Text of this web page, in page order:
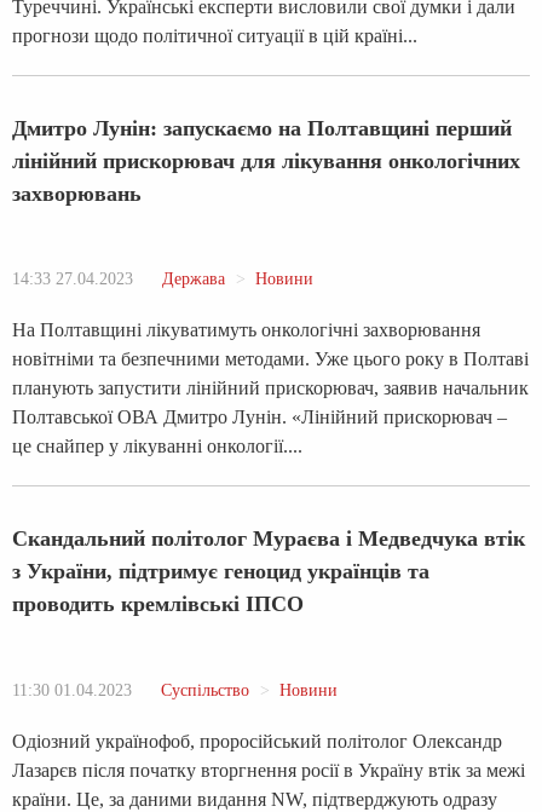
Туреччині. Українські експерти висловили свої думки і дали
прогнози щодо політичної ситуації в цій країні...
Дмитро Лунін: запускаємо на Полтавщині перший
лінійний прискорювач для лікування онкологічних
захворювань
14:33 27.04.2023 Держава Новини
На Полтавщині лікуватимуть онкологічні захворювання
новітніми та безпечними методами. Уже цього року в Полтаві
планують запустити лінійний прискорювач, заявив начальник
Полтавської ОВА Дмитро Лунін. «Лінійний прискорювач –
це снайпер у лікуванні онкології....
Скандальний політолог Мураєва і Медведчука втік
з України, підтримує геноцид українців та
проводить кремлівські ІПСО
11:30 01.04.2023 Суспільство Новини
Одіозний українофоб, проросійський політолог Олександр
Лазарєв після початку вторгнення росії в Україну втік за межі
країни. Це, за даними видання NW, підтверджують одразу